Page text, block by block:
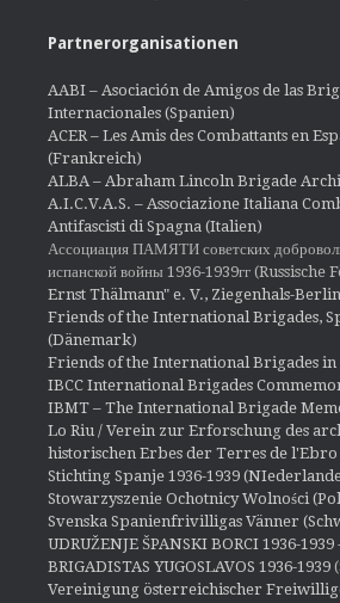
Partnerorganisationen
AABI – Asociación de Amigos de las
Internacionales (Spanien)
ACER – Les Amis des Combattants en
(Frankreich)
ALBA – Abraham Lincoln Brigade
A.I.C.V.A.S. – Associazione Italiana
Antifascisti di Spagna (Italien)
Ассоциация ПАМЯТИ советских
испанской войны 1936-1939гг (Russische
Ernst Thälmann" e. V., Ziegenhals-
Friends of the International Brigades,
(Dänemark)
Friends of the International Brigades
IBCC International Brigades
IBMT – The International Brigade
Lo Riu / Verein zur Erforschung des
historischen Erbes der Terres de l'Ebro
Stichting Spanje 1936-1939
Stowarzyszenie Ochotnicy Wolności
Svenska Spanienfrivilligas Vänner
UDRUŽENJE ŠPANSKI BORCI 1936-
BRIGADISTAS YUGOSLAVOS 1936-1939
Vereinigung österreichischer